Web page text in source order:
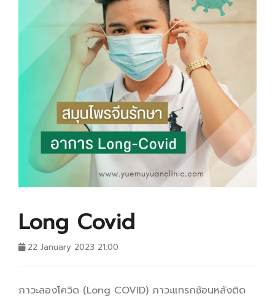
Article
Contact
Long Covid
22 January 2023 21:00
ภาวะลองโควิด (Long COVID) ภาวะแทรกซ้อนหลังติด